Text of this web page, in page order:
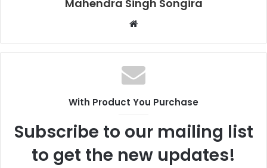
Mahendra Singh Songira
Website
With Product You Purchase
Subscribe to our mailing list
to get the new updates!